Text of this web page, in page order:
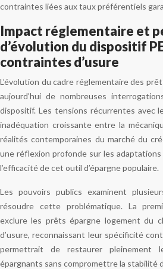
contraintes liées aux taux préférentiels
Impact réglementaire et
d’évolution du dispositif
contraintes d’usure
L’évolution du cadre réglementaire des
aujourd’hui de nombreuses
dispositif. Les tensions récurrentes avec
inadéquation croissante entre la
réalités contemporaines du marché du
une réflexion profonde sur les
l’efficacité de cet outil d’épargne populaire.
Les pouvoirs publics examinent
résoudre cette problématique. La
exclure les prêts épargne logement du
d’usure, reconnaissant leur spécificité
permettrait de restaurer pleinement
épargnants sans compromettre la stabilité